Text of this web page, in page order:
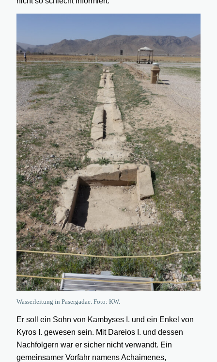
Wasserleitung in Pasergadae. Foto: KW.
Er soll ein Sohn von Kambyses I. und ein Enkel von
Kyros I. gewesen sein. Mit Dareios I. und dessen
Nachfolgern war er sicher nicht verwandt. Ein
gemeinsamer Vorfahr namens Achaimenes,